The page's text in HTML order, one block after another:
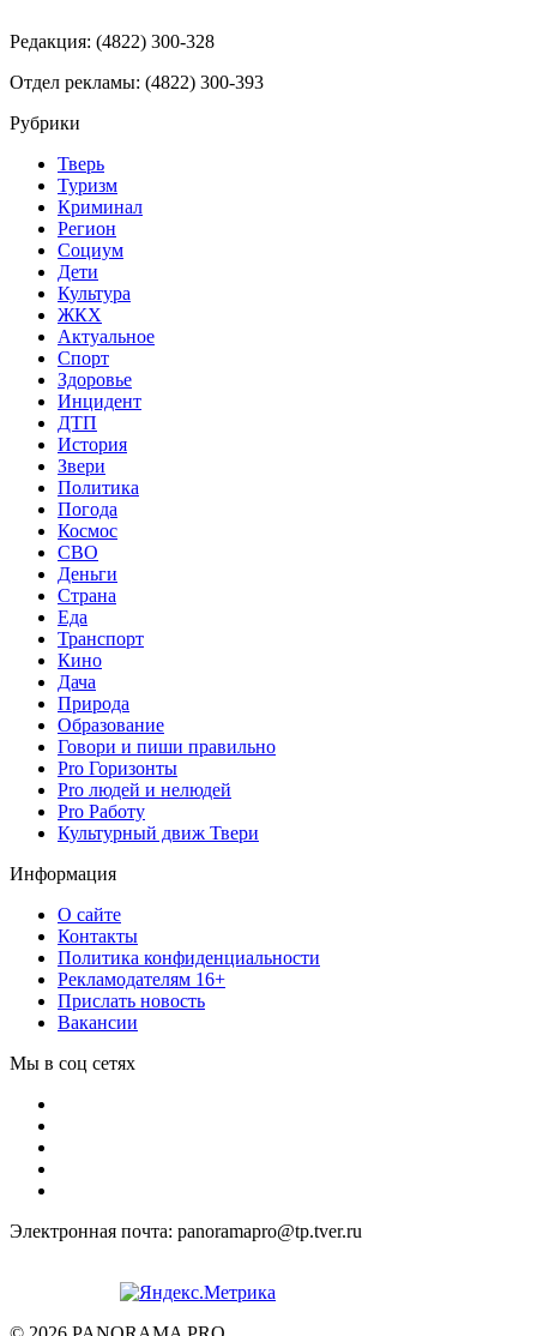
Редакция: (4822) 300-328
Отдел рекламы: (4822) 300-393
Рубрики
Тверь
Туризм
Криминал
Регион
Социум
Дети
Культура
ЖКХ
Актуальное
Спорт
Здоровье
Инцидент
ДТП
История
Звери
Политика
Погода
Космос
СВО
Деньги
Страна
Еда
Транспорт
Кино
Дача
Природа
Образование
Говори и пиши правильно
Pro Горизонты
Pro людей и нелюдей
Pro Работу
Культурный движ Твери
Информация
О сайте
Контакты
Политика конфиденциальности
Рекламодателям 16+
Прислать новость
Вакансии
Мы в соц сетях
Электронная почта: panoramapro@tp.tver.ru